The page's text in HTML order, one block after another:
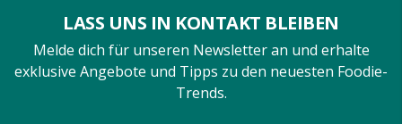
LASS UNS IN KONTAKT BLEIBEN
Melde dich für unseren Newsletter an und erhalte
exklusive Angebote und Tipps zu den neuesten Foodie-
Trends.